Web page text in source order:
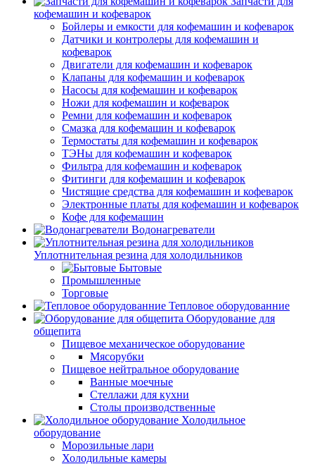
кофемашин и кофеварок
Бойлеры и емкости для кофемашин и кофеварок
Датчики и контролеры для кофемашин и
кофеварок
Двигатели для кофемашин и кофеварок
Клапаны для кофемашин и кофеварок
Насосы для кофемашин и кофеварок
Ножи для кофемашин и кофеварок
Ремни для кофемашин и кофеварок
Смазка для кофемашин и кофеварок
Термостаты для кофемашин и кофеварок
ТЭНы для кофемашин и кофеварок
Фильтра для кофемашин и кофеварок
Фитинги для кофемашин и кофеварок
Чистящие средства для кофемашин и кофеварок
Электронные платы для кофемашин и кофеварок
Кофе для кофемашин
Водонагреватели
Уплотнительная резина для холодильников
Бытовые
Промышленные
Торговые
Тепловое оборудованние
Оборудование для
общепита
Пищевое механическое оборудование
Мясорубки
Пищевое нейтральное оборудование
Ванные моечные
Стеллажи для кухни
Столы производственные
Холодильное
оборудование
Морозильные лари
Холодильные камеры